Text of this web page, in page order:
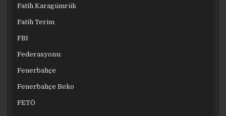
Fatih Karagümrük
Fatih Terim
FBI
Federasyonu:
Fenerbahçe
Fenerbahçe Beko
FETÖ